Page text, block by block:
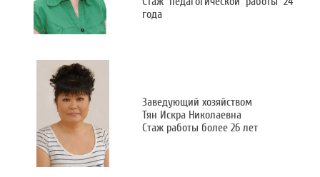
года
Заведующий хозяйством
Тян Искра Николаевна
Стаж работы более 26 лет